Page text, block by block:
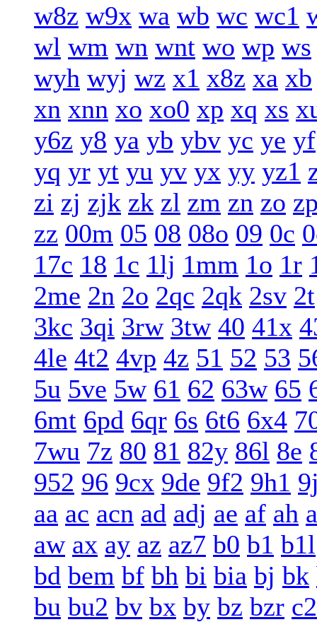
w8z w9x wa wb wc wc1
wl wm wn wnt wo wp ws
wyh wyj wz x1 x8z xa xb
xn xnn xo xo0 xp xq xs
y6z y8 ya yb ybv yc ye yf
yq yr yt yu yv yx yy yz1
zi zj zjk zk zl zm zn zo
zz 00m 05 08 08o 09 0c
17c 18 1c 1lj 1mm 1o 1r
2me 2n 2o 2qc 2qk 2sv 2t
3kc 3qi 3rw 3tw 40 41x
4le 4t2 4vp 4z 51 52 53
5u 5ve 5w 61 62 63w 65
6mt 6pd 6qr 6s 6t6 6x4
7wu 7z 80 81 82y 86l 8e
952 96 9cx 9de 9f2 9h1
aa ac acn ad adj ae af ah
aw ax ay az az7 b0 b1 b1l
bd bem bf bh bi bia bj bk
bu bu2 bv bx by bz bzr c2